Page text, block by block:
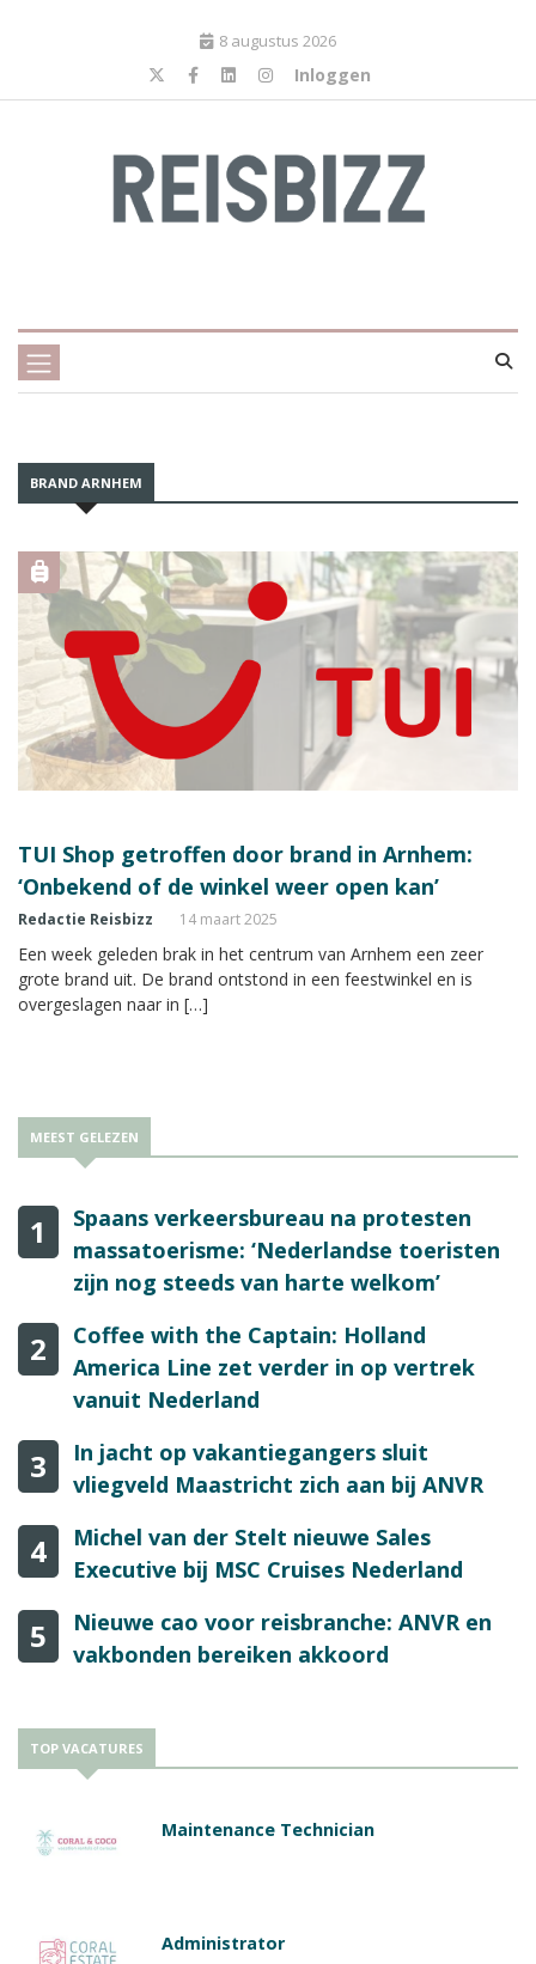
8 augustus 2026
Inloggen
BRAND ARNHEM
TUI Shop getroffen door brand in Arnhem:
‘Onbekend of de winkel weer open kan’
Redactie Reisbizz 14 maart 2025
Een week geleden brak in het centrum van Arnhem een zeer
grote brand uit. De brand ontstond in een feestwinkel en is
overgeslagen naar in […]
MEEST GELEZEN
1
Spaans verkeersbureau na protesten
massatoerisme: ‘Nederlandse toeristen
zijn nog steeds van harte welkom’
2
Coffee with the Captain: Holland
America Line zet verder in op vertrek
vanuit Nederland
3
In jacht op vakantiegangers sluit
vliegveld Maastricht zich aan bij ANVR
4
Michel van der Stelt nieuwe Sales
Executive bij MSC Cruises Nederland
5
Nieuwe cao voor reisbranche: ANVR en
vakbonden bereiken akkoord
TOP VACATURES
Maintenance Technician
Administrator